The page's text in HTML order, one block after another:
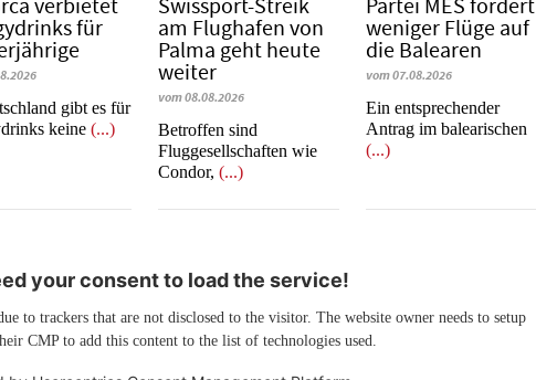
verbietet
für
gibt es für
keine(...)
Swissport-Streik
am Flughafen von
Palma geht heute
weiter
vom 08.08.2026
Betroffen sind
Fluggesellschaften wie
Condor,(...)
Partei MÉS fordert
weniger Flüge auf
die Balearen
vom 07.08.2026
Ein entsprechender
Antrag im balearischen
(...)
your consent to load the service!
to trackers that are not disclosed to the visitor. The website owner needs to setup
CMP to add this content to the list of technologies used.